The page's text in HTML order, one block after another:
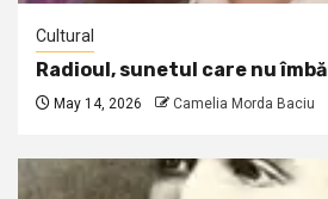
Cultural
Radioul, sunetul care nu
May 14, 2026 Camelia Morda Baciu